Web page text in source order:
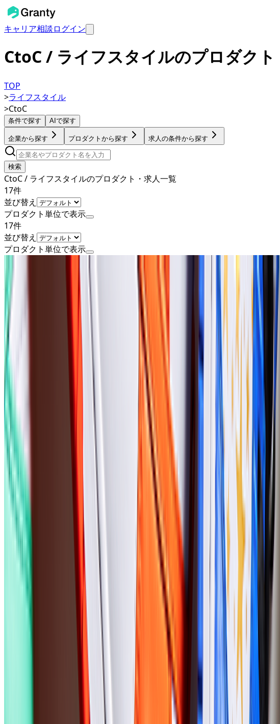
キャリア相談ログイン
CtoC / ライフスタイルのプロダクト
TOP
>ライフスタイル
>CtoC
条件で探す AIで探す
企業から探す プロダクトから探す 求人の条件から探す
検索
CtoC / ライフスタイルのプロダクト・求人一覧
17件
並び替え
プロダクト単位で表示
17件
並び替え
プロダクト単位で表示
株式会社トリビュー
プロダクト
トリビュー
概要
美容整形・美容皮膚科・医療脱毛・審美歯科の人気クリニックが24時間
CtoC
1→10（プロダクト成長）
募集中の求人情報
02_iOSエンジニア（テックリード）【正社員】
東京都